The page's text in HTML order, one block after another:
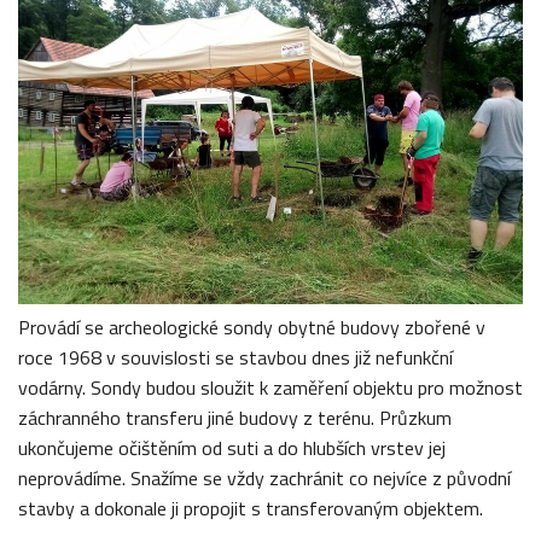
Provádí se archeologické sondy obytné budovy zbořené v
roce 1968 v souvislosti se stavbou dnes již nefunkční
vodárny. Sondy budou sloužit k zaměření objektu pro možnost
záchranného transferu jiné budovy z terénu. Průzkum
ukončujeme očištěním od suti a do hlubších vrstev jej
neprovádíme. Snažíme se vždy zachránit co nejvíce z původní
stavby a dokonale ji propojit s transferovaným objektem.